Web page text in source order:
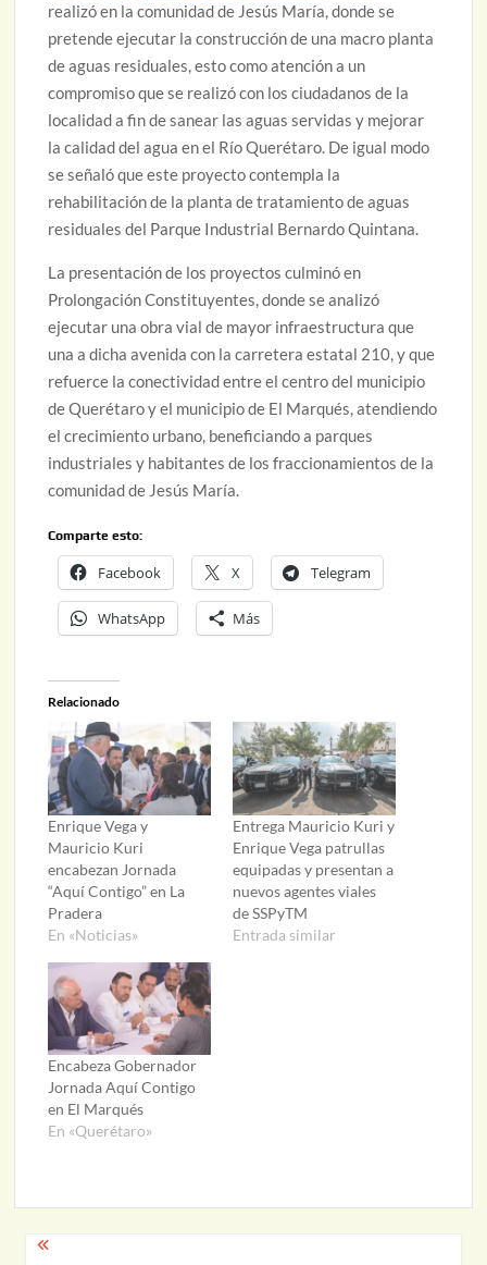
realizó en la comunidad de Jesús María, donde se
pretende ejecutar la construcción de una macro planta
de aguas residuales, esto como atención a un
compromiso que se realizó con los ciudadanos de la
localidad a fin de sanear las aguas servidas y mejorar
la calidad del agua en el Río Querétaro. De igual modo
se señaló que este proyecto contempla la
rehabilitación de la planta de tratamiento de aguas
residuales del Parque Industrial Bernardo Quintana.
La presentación de los proyectos culminó en
Prolongación Constituyentes, donde se analizó
ejecutar una obra vial de mayor infraestructura que
una a dicha avenida con la carretera estatal 210, y que
refuerce la conectividad entre el centro del municipio
de Querétaro y el municipio de El Marqués, atendiendo
el crecimiento urbano, beneficiando a parques
industriales y habitantes de los fraccionamientos de la
comunidad de Jesús María.
Comparte esto:
Facebook X Telegram
WhatsApp Más
Relacionado
Enrique Vega y
Mauricio Kuri
encabezan Jornada
“Aquí Contigo” en La
Pradera
En «Noticias»
Entrega Mauricio Kuri y
Enrique Vega patrullas
equipadas y presentan a
nuevos agentes viales
de SSPyTM
Entrada similar
Encabeza Gobernador
Jornada Aquí Contigo
en El Marqués
En «Querétaro»
Navegación